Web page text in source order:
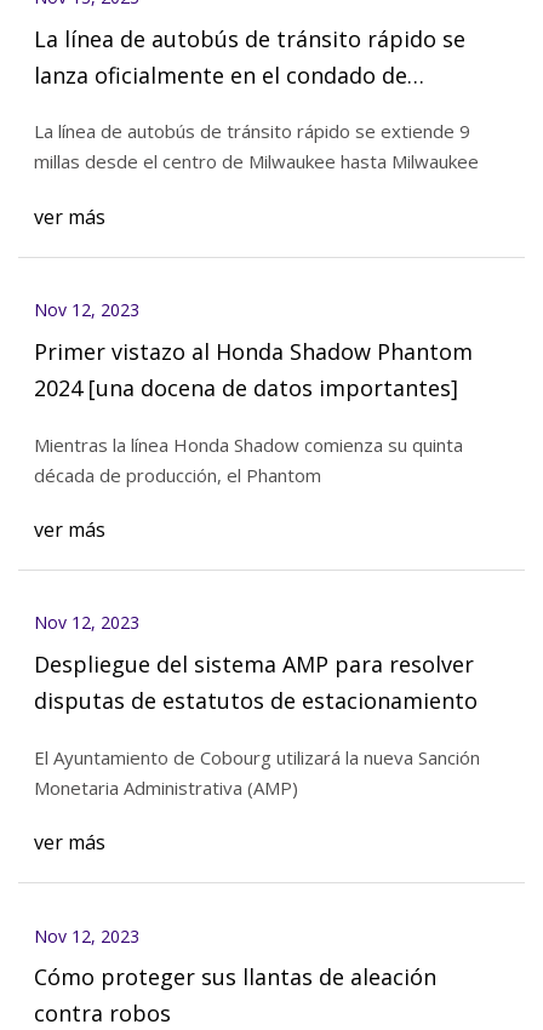
La línea de autobús de tránsito rápido se
lanza oficialmente en el condado de
La línea de autobús de tránsito rápido se extiende 9
millas desde el centro de Milwaukee hasta Milwaukee
ver más
Nov 12, 2023
Primer vistazo al Honda Shadow Phantom
2024 [una docena de datos importantes]
Mientras la línea Honda Shadow comienza su quinta
década de producción, el Phantom
ver más
Nov 12, 2023
Despliegue del sistema AMP para resolver
disputas de estatutos de estacionamiento
El Ayuntamiento de Cobourg utilizará la nueva Sanción
Monetaria Administrativa (AMP)
ver más
Nov 12, 2023
Cómo proteger sus llantas de aleación
contra robos